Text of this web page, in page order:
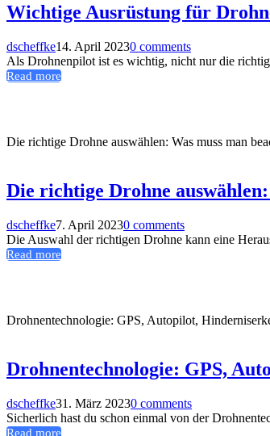
Wichtige Ausrüstung für
dscheffke14. April 20230 comments
Als Drohnenpilot ist es wichtig, nicht nur die
Read more
Die richtige Drohne auswählen: Was muss man
Die richtige Drohne
dscheffke7. April 20230 comments
Die Auswahl der richtigen Drohne kann eine
Read more
Drohnentechnologie: GPS, Autopilot,
Drohnentechnologie: GPS,
dscheffke31. März 20230 comments
Sicherlich hast du schon einmal von der
Read more